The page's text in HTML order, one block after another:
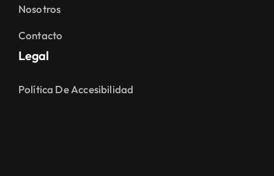
Nosotros
Contacto
Legal
Política De Accesibilidad